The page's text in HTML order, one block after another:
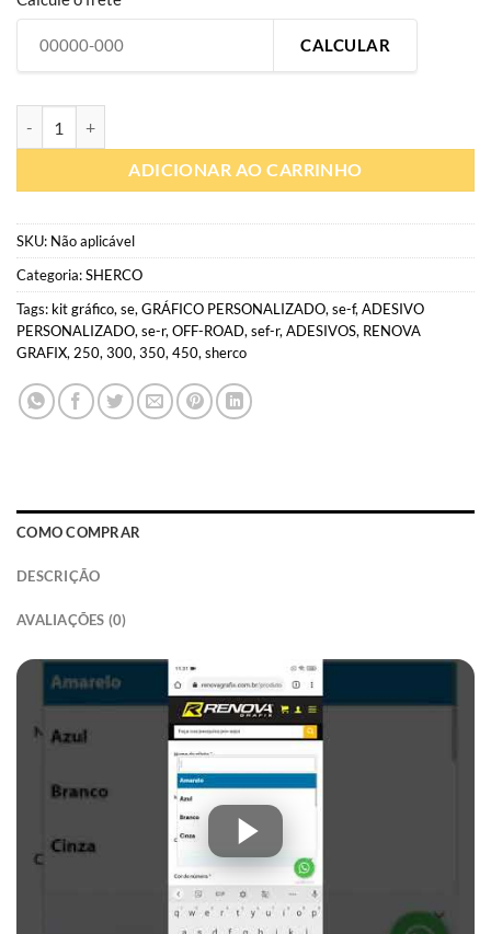
CALCULAR
ADICIONAR AO CARRINHO
SKU: Não aplicável
Categoria:SHERCO
Tags: kit gráfico, se, GRÁFICO PERSONALIZADO, se-f, ADESIVO
PERSONALIZADO, se-r, OFF-ROAD, sef-r, ADESIVOS, RENOVA
GRAFIX, 250, 300, 350, 450, sherco
COMO COMPRAR
DESCRIÇÃO
AVALIAÇÕES (0)